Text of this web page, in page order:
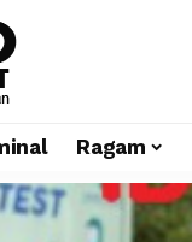
Ragam